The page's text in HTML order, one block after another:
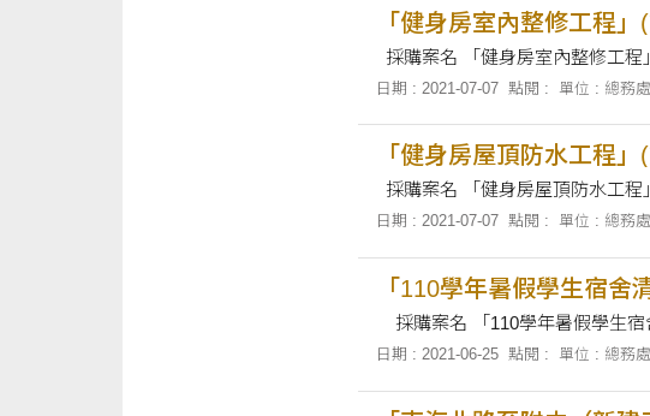
「健身房室內整修工程
日期 : 2021-07-07 點閱 : 單位 : 總務處
「健身房屋頂防水工程
日期 : 2021-07-07 點閱 : 單位 : 總務處
「110學年暑假學生宿舍
日期 : 2021-06-25 點閱 : 單位 : 總務處